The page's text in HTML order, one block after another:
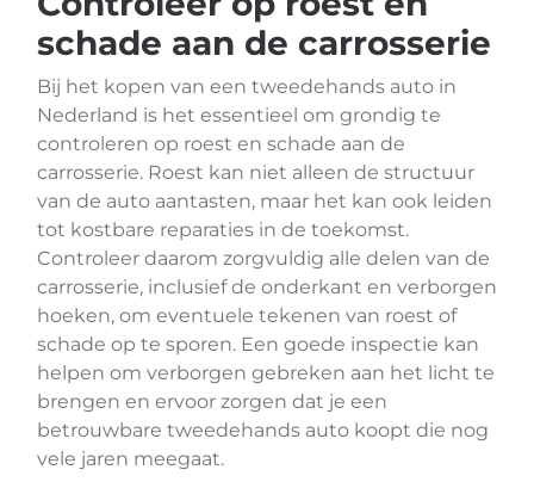
schade aan de carrosserie
Bij het kopen van een tweedehands auto in
Nederland is het essentieel om grondig te
controleren op roest en schade aan de
carrosserie. Roest kan niet alleen de structuur
van de auto aantasten, maar het kan ook leiden
tot kostbare reparaties in de toekomst.
Controleer daarom zorgvuldig alle delen van de
carrosserie, inclusief de onderkant en verborgen
hoeken, om eventuele tekenen van roest of
schade op te sporen. Een goede inspectie kan
helpen om verborgen gebreken aan het licht te
brengen en ervoor zorgen dat je een
betrouwbare tweedehands auto koopt die nog
vele jaren meegaat.